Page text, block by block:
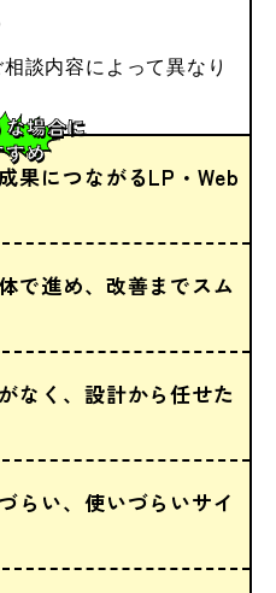
談内容によって異なり
場合に
すめ
果につながるLP・Web
で進め、改善までスム
なく、設計から任せた
らい、使いづらいサイ